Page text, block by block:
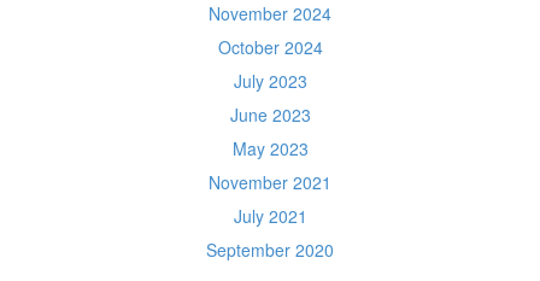
November 2024
October 2024
July 2023
June 2023
May 2023
November 2021
July 2021
September 2020